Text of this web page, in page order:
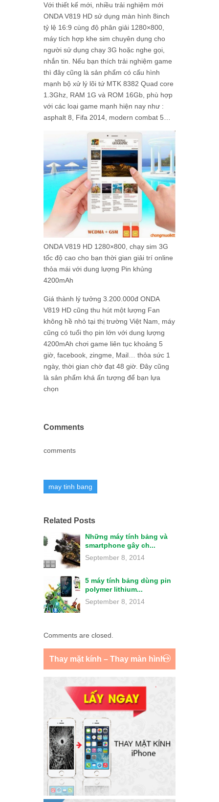
Với thiết kế mới, nhiều trải nghiệm mới
ONDA V819 HD sử dụng màn hình 8inch
tỷ lệ 16:9 cùng độ phân giải 1280×800,
máy tích hợp khe sim chuyên dụng cho
người sử dụng chạy 3G hoặc nghe gọi,
nhắn tin. Nếu bạn thích trải nghiệm game
thì đây cũng là sản phẩm có cấu hình
mạnh bộ xử lý lõi tứ MTK 8382 Quad core
1.3Ghz, RAM 1G và ROM 16Gb, phù hợp
với các loại game mạnh hiện nay như :
asphalt 8, Fifa 2014, modern combat 5…
ONDA V819 HD 1280×800, chạy sim 3G
tốc độ cao cho bạn thời gian giải trí online
thỏa mái với dung lượng Pin khủng
4200mAh
Giá thành lý tưởng 3.200.000đ ONDA
V819 HD cũng thu hút một lượng Fan
không hề nhỏ tại thị trường Việt Nam, máy
cũng có tuổi thọ pin lớn với dung lượng
4200mAh chơi game liên tục khoảng 5
giờ, facebook, zingme, Mail… thỏa sức 1
ngày, thời gian chờ đạt 48 giờ. Đây cũng
là sản phẩm khá ấn tượng để bạn lựa
chọn
Comments
comments
may tinh bang
Related Posts
Những máy tính bảng và
smartphone gây ch...
September 8, 2014
5 máy tính bảng dùng pin
polymer lithium...
September 8, 2014
Comments are closed.
Thay mặt kính – Thay màn hình